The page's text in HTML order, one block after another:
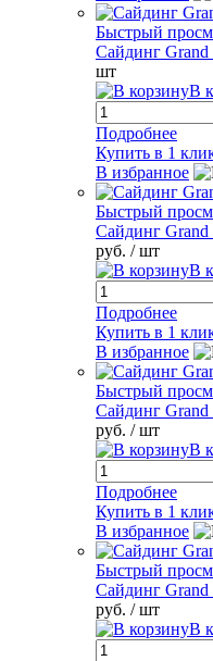
Быстрый
Сайдинг
шт
В
Подробнее
Купить в 1
В избранное
Быстрый
Сайдинг Grand
руб. / шт
В
Подробнее
Купить в 1
В избранное
Быстрый
Сайдинг
руб. / шт
В
Подробнее
Купить в 1
В избранное
Быстрый
Сайдинг Grand
руб. / шт
В